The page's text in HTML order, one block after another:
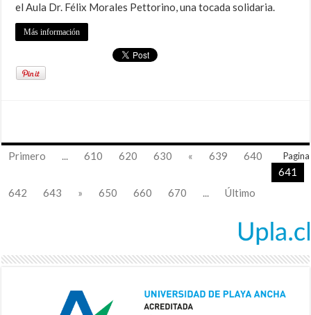
el Aula Dr. Félix Morales Pettorino, una tocada solidaria.
Más información
Pagina
Primero ... 610 620 630 « 639
640
641
642
643 » 650 660 670 ... Último